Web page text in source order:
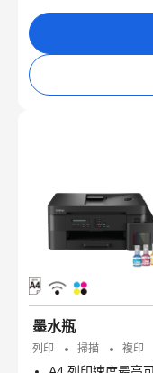
墨水瓶
列印 掃描 複印